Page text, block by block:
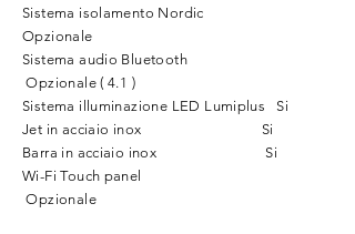
Sistema isolamento Nordic
Opzionale
Sistema audio Bluetooth
Opzionale ( 4.1 )
Sistema illuminazione LED Lumiplus Si
Jet in acciaio inox Si
Barra in acciaio inox Si
Wi-Fi Touch panel
Opzionale